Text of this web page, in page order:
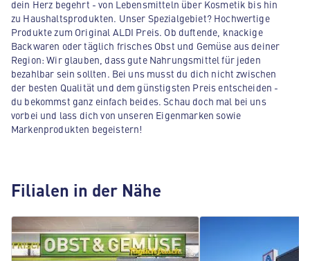
dein Herz begehrt - von Lebensmitteln über Kosmetik bis hin
zu Haushaltsprodukten. Unser Spezialgebiet? Hochwertige
Produkte zum Original ALDI Preis. Ob duftende, knackige
Backwaren oder täglich frisches Obst und Gemüse aus deiner
Region: Wir glauben, dass gute Nahrungsmittel für jeden
bezahlbar sein sollten. Bei uns musst du dich nicht zwischen
der besten Qualität und dem günstigsten Preis entscheiden -
du bekommst ganz einfach beides. Schau doch mal bei uns
vorbei und lass dich von unseren Eigenmarken sowie
Markenprodukten begeistern!
Filialen in der Nähe